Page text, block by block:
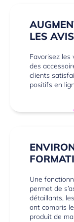
LES
Favorisez
des
clients
positifs en
Une
permet de
détaillants,
ont compris
produit de